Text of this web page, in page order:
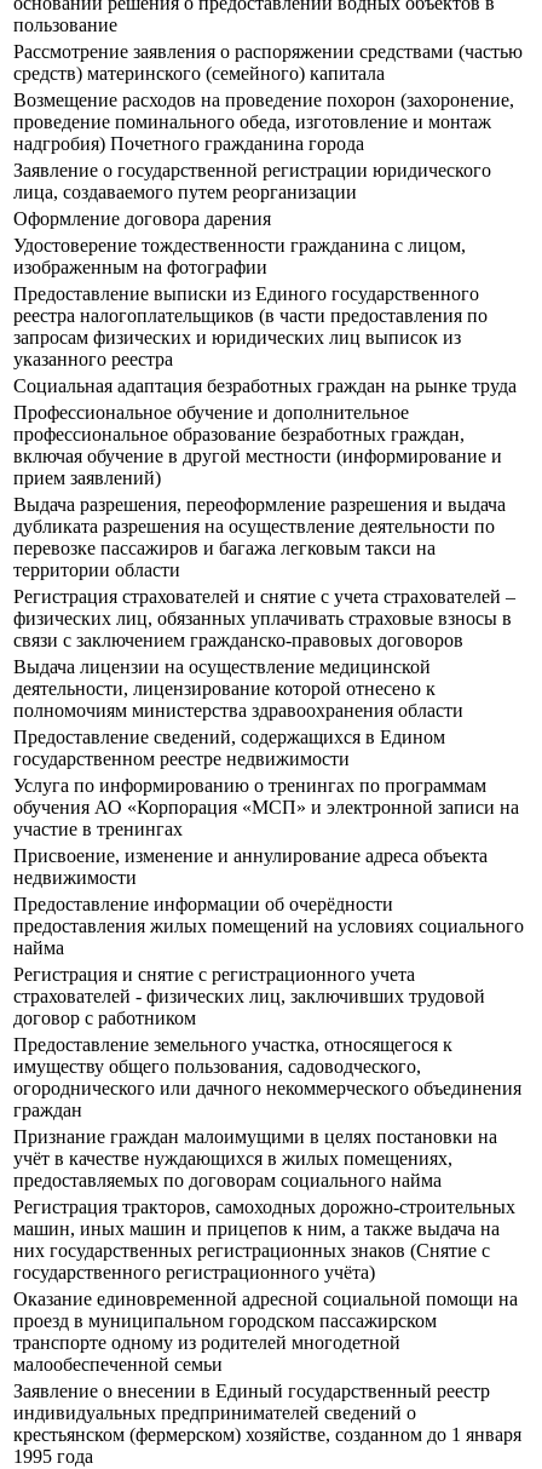
пользование
Рассмотрение заявления о распоряжении средствами (частью
средств) материнского (семейного) капитала
Возмещение расходов на проведение похорон (захоронение,
проведение поминального обеда, изготовление и монтаж
надгробия) Почетного гражданина города
Заявление о государственной регистрации юридического
лица, создаваемого путем реорганизации
Оформление договора дарения
Удостоверение тождественности гражданина с лицом,
изображенным на фотографии
Предоставление выписки из Единого государственного
реестра налогоплательщиков (в части предоставления по
запросам физических и юридических лиц выписок из
указанного реестра
Социальная адаптация безработных граждан на рынке труда
Профессиональное обучение и дополнительное
профессиональное образование безработных граждан,
включая обучение в другой местности (информирование и
прием заявлений)
Выдача разрешения, переоформление разрешения и выдача
дубликата разрешения на осуществление деятельности по
перевозке пассажиров и багажа легковым такси на
территории области
Регистрация страхователей и снятие с учета страхователей –
физических лиц, обязанных уплачивать страховые взносы в
связи с заключением гражданско-правовых договоров
Выдача лицензии на осуществление медицинской
деятельности, лицензирование которой отнесено к
полномочиям министерства здравоохранения области
Предоставление сведений, содержащихся в Едином
государственном реестре недвижимости
Услуга по информированию о тренингах по программам
обучения АО «Корпорация «МСП» и электронной записи на
участие в тренингах
Присвоение, изменение и аннулирование адреса объекта
недвижимости
Предоставление информации об очерёдности
предоставления жилых помещений на условиях социального
найма
Регистрация и снятие с регистрационного учета
страхователей - физических лиц, заключивших трудовой
договор с работником
Предоставление земельного участка, относящегося к
имуществу общего пользования, садоводческого,
огороднического или дачного некоммерческого объединения
граждан
Признание граждан малоимущими в целях постановки на
учёт в качестве нуждающихся в жилых помещениях,
предоставляемых по договорам социального найма
Регистрация тракторов, самоходных дорожно-строительных
машин, иных машин и прицепов к ним, а также выдача на
них государственных регистрационных знаков (Снятие с
государственного регистрационного учёта)
Оказание единовременной адресной социальной помощи на
проезд в муниципальном городском пассажирском
транспорте одному из родителей многодетной
малообеспеченной семьи
Заявление о внесении в Единый государственный реестр
индивидуальных предпринимателей сведений о
крестьянском (фермерском) хозяйстве, созданном до 1 января
1995 года